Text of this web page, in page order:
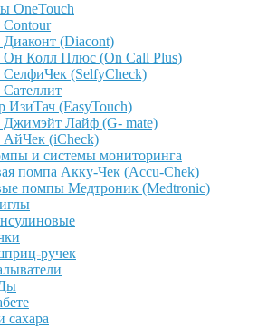
OneTouch
(Diacont)
Он Колл Плюс (On Call Plus)
СелфиЧек (SelfyCheck)
ИзиТач (EasyTouch)
Джимэйт Лайф (G- mate)
АйЧек (iCheck)
и системы мониторинга
помпа Акку-Чек (Accu-Chek)
помпы Медтроник (Medtronic)
ручек
сахара